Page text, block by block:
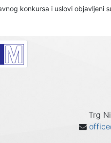
konkursa i uslovi objavljeni
Trg